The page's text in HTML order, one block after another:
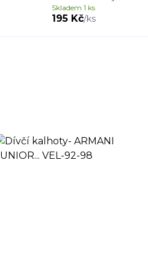
195 Kč/ks
Skladem 1 ks